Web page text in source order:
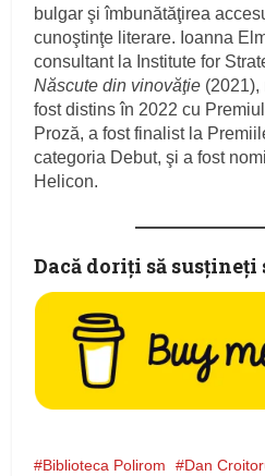
bulgar şi îmbunătăţirea
cunoştinţe literare. Ioanna
consultant la Institute for
Născute din vinovăţie (2021),
fost distins în 2022 cu
Proză, a fost finalist la
categoria Debut, şi a fost
Helicon.
Dacă doriţi să
Biblioteca Polirom Dan